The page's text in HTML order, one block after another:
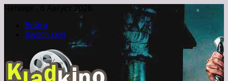
Четверг , 6 Август 2026
Войти
Switch skin